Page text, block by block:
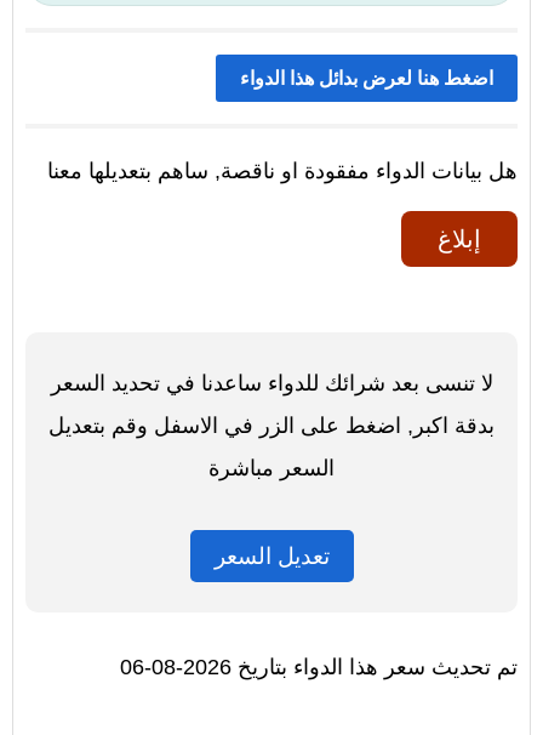
اضغط هنا لعرض بدائل هذا الدواء
هل بيانات الدواء مفقودة او ناقصة, ساهم بتعديلها معنا
إبلاغ
لا تنسى بعد شرائك للدواء ساعدنا في تحديد السعر
بدقة اكبر, اضغط على الزر في الاسفل وقم بتعديل
السعر مباشرة
تعديل السعر
تم تحديث سعر هذا الدواء بتاريخ 2026-08-06